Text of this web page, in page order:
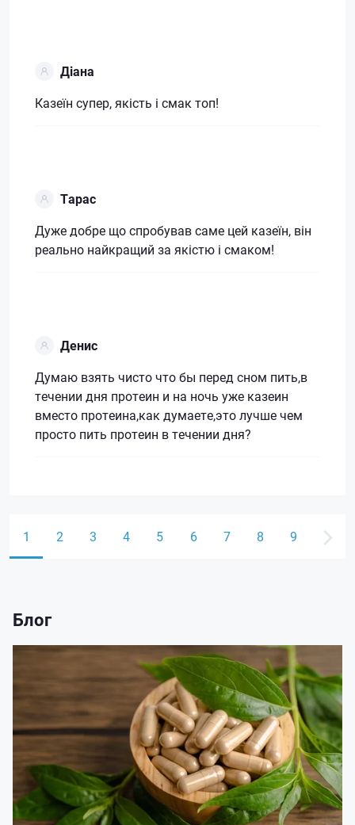
Діана
Казеїн супер, якість і смак топ!
Тарас
Дуже добре що спробував саме цей казеїн, він
реально найкращий за якістю і смаком!
Денис
Думаю взять чисто что бы перед сном пить,в
течении дня протеин и на ночь уже казеин
вместо протеина,как думаете,это лучше чем
просто пить протеин в течении дня?
1 2 3 4 5 6 7 8 9
Блог